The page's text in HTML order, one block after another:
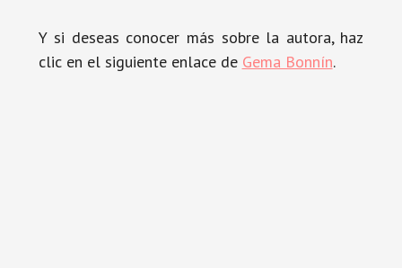
Y si deseas conocer más sobre la autora, haz
clic en el siguiente enlace de Gema Bonnín.